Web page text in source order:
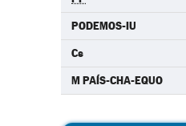
PODEMOS-IU
Cs
M PAÍS-CHA-EQUO